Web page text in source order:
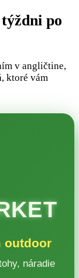
po
v angličtine,
ktoré vám
outdoor
náradie